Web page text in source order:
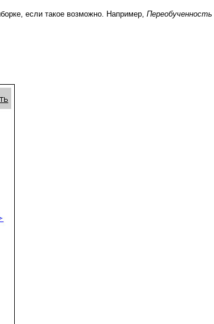
если такое возможно. Например, Переобученность